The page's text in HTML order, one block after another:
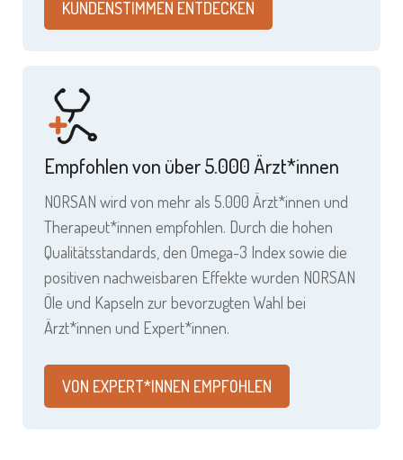
KUNDENSTIMMEN ENTDECKEN
Empfohlen von über 5.000 Ärzt*innen
NORSAN wird von mehr als 5.000 Ärzt*innen und
Therapeut*innen empfohlen. Durch die hohen
Qualitätsstandards, den Omega-3 Index sowie die
positiven nachweisbaren Effekte wurden NORSAN
Öle und Kapseln zur bevorzugten Wahl bei
Ärzt*innen und Expert*innen.
VON EXPERT*INNEN EMPFOHLEN